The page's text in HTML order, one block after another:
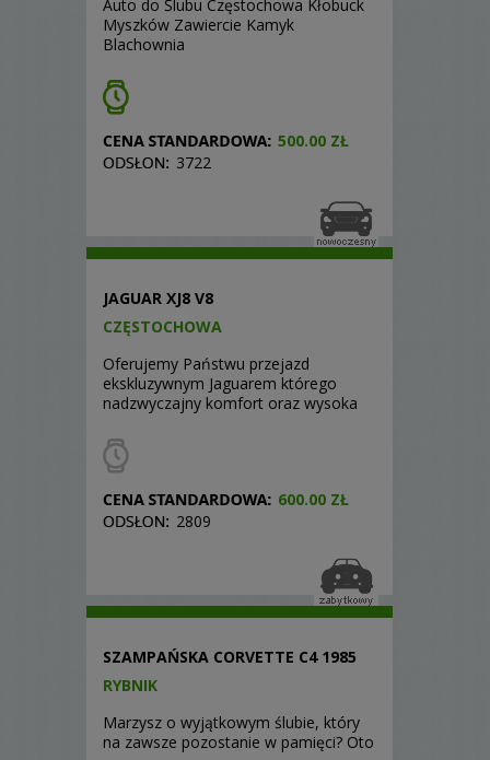
Auto do Ślubu Częstochowa Kłobuck
Myszków Zawiercie Kamyk
Blachownia
500.00 ZŁ
3722
JAGUAR XJ8 V8
CZĘSTOCHOWA
Oferujemy Państwu przejazd
ekskluzywnym Jaguarem którego
nadzwyczajny komfort oraz wysoka
600.00 ZŁ
2809
SZAMPAŃSKA CORVETTE C4 1985
RYBNIK
Marzysz o wyjątkowym ślubie, który
na zawsze pozostanie w pamięci? Oto